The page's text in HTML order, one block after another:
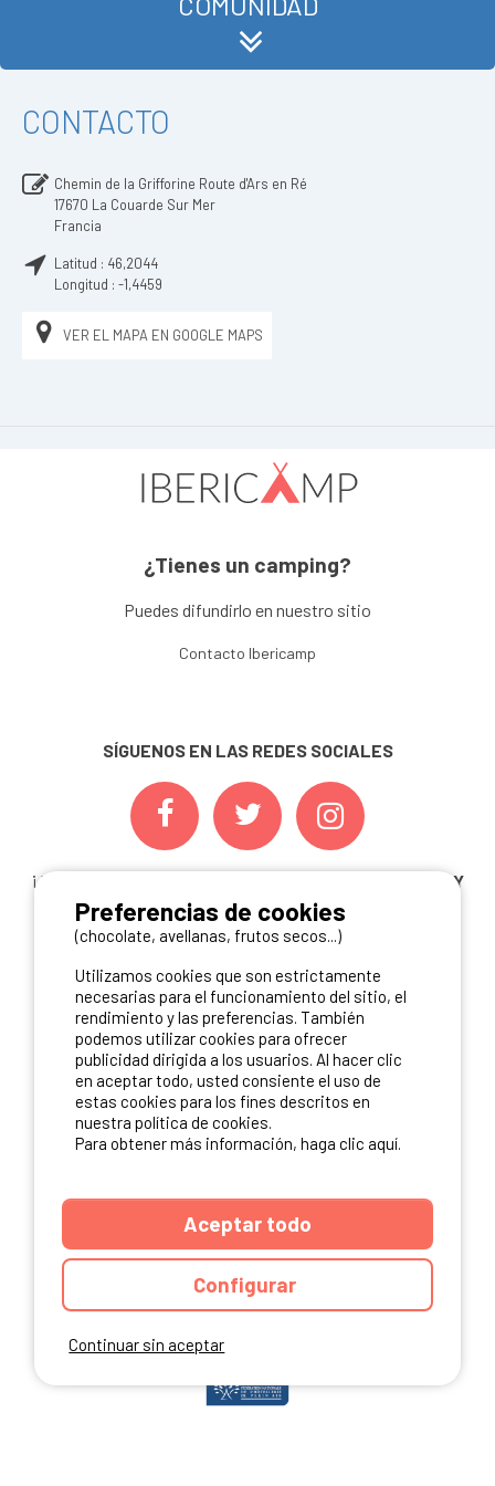
CONTACTO
Chemin de la Grifforine Route d'Ars en Ré
17670 La Couarde Sur Mer
Francia
Latitud : 46,2044
Longitud : -1,4459
VER EL MAPA EN GOOGLE MAPS
¿Tienes un camping?
Puedes difundirlo en nuestro sitio
Contacto Ibericamp
SÍGUENOS EN LAS REDES SOCIALES
¡ Y NO TE PIERDAS NUESTRAS
OFERTAS, CONCURSOS Y
NOVEDADESINSCRIBIÉNDOTE A NUESTRA
NEWSLETTER!
ME INSCRIBO
NUESTROS PARTNERS
Continuar sin aceptar
Preferencias de cookies
(chocolate, avellanas, frutos secos...)
Utilizamos cookies que son estrictamente
necesarias para el funcionamiento del sitio, el
rendimiento y las preferencias. También
podemos utilizar cookies para ofrecer
publicidad dirigida a los usuarios. Al hacer clic
en aceptar todo, usted consiente el uso de
estas cookies para los fines descritos en
nuestra política de cookies.
Para obtener más información, haga clic aquí.
Aceptar todo
Configurar